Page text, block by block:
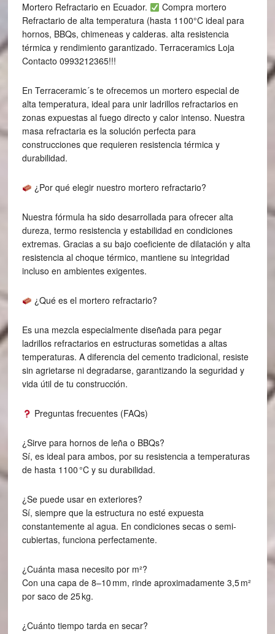
Mortero Refractario en Ecuador.
Compra mortero
Refractario de alta temperatura (hasta 1100°C ideal para
hornos, BBQs, chimeneas y calderas. alta resistencia
térmica y rendimiento garantizado. Terraceramics Loja
Contacto 0993212365!!!
En Terraceramic´s te ofrecemos un mortero especial de
alta temperatura, ideal para unir ladrillos refractarios en
zonas expuestas al fuego directo y calor intenso. Nuestra
masa refractaria es la solución perfecta para
construcciones que requieren resistencia térmica y
durabilidad.
¿Por qué elegir nuestro mortero refractario?
Nuestra fórmula ha sido desarrollada para ofrecer alta
dureza, termo resistencia y estabilidad en condiciones
extremas. Gracias a su bajo coeficiente de dilatación y alta
resistencia al choque térmico, mantiene su integridad
incluso en ambientes exigentes.
¿Qué es el mortero refractario?
Es una mezcla especialmente diseñada para pegar
ladrillos refractarios en estructuras sometidas a altas
temperaturas. A diferencia del cemento tradicional, resiste
sin agrietarse ni degradarse, garantizando la seguridad y
vida útil de tu construcción.
Preguntas frecuentes (FAQs)
¿Sirve para hornos de leña o BBQs?
Sí, es ideal para ambos, por su resistencia a temperaturas
de hasta 1100 °C y su durabilidad.
¿Se puede usar en exteriores?
Sí, siempre que la estructura no esté expuesta
constantemente al agua. En condiciones secas o semi-
cubiertas, funciona perfectamente.
¿Cuánta masa necesito por m²?
Con una capa de 8–10 mm, rinde aproximadamente 3,5 m²
por saco de 25 kg.
¿Cuánto tiempo tarda en secar?